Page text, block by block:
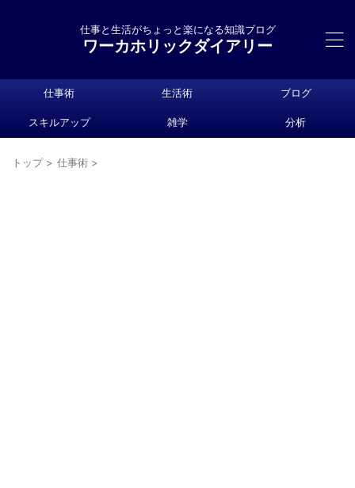
仕事と生活がちょっと楽になる知識ブログ
ワーカホリックダイアリー
仕事術 生活術 ブログ
スキルアップ 雑学 分析
トップ > 仕事術 >